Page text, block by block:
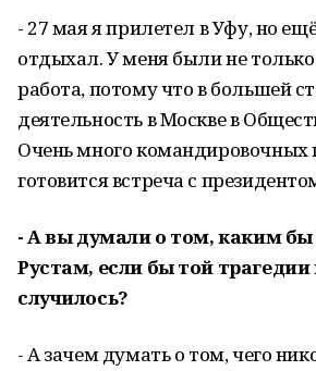
- 27 мая я прилетел в Уфу, но
отдыхал. У меня были не
работа, потому что в большей
деятельность в Москве в
Очень много командировочных
готовится встреча с
- А вы думали о том, каким бы
Рустам, если бы той трагедии
случилось?
- А зачем думать о том, чего